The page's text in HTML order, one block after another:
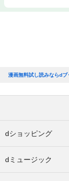
漫画無料試し読みならdブ
dショッピング
dミュージック